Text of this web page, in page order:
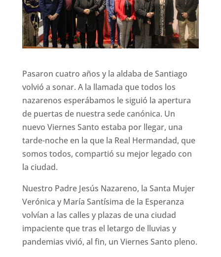
Pasaron cuatro años y la aldaba de Santiago
volvió a sonar. A la llamada que todos los
nazarenos esperábamos le siguió la apertura
de puertas de nuestra sede canónica. Un
nuevo Viernes Santo estaba por llegar, una
tarde-noche en la que la Real Hermandad, que
somos todos, compartió su mejor legado con
la ciudad.
Nuestro Padre Jesús Nazareno, la Santa Mujer
Verónica y María Santísima de la Esperanza
volvían a las calles y plazas de una ciudad
impaciente que tras el letargo de lluvias y
pandemias vivió, al fin, un Viernes Santo pleno.